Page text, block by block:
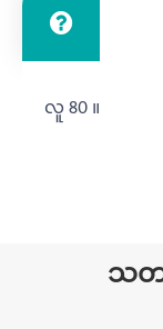
သင့်စက်ရုံတွင်
လူ 80 ။
သတ